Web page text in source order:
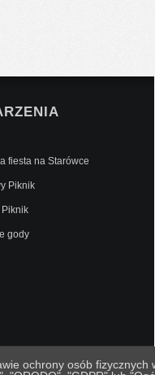
fiesta na Starówce
Piknik
gody
ochrony osób fizycznych